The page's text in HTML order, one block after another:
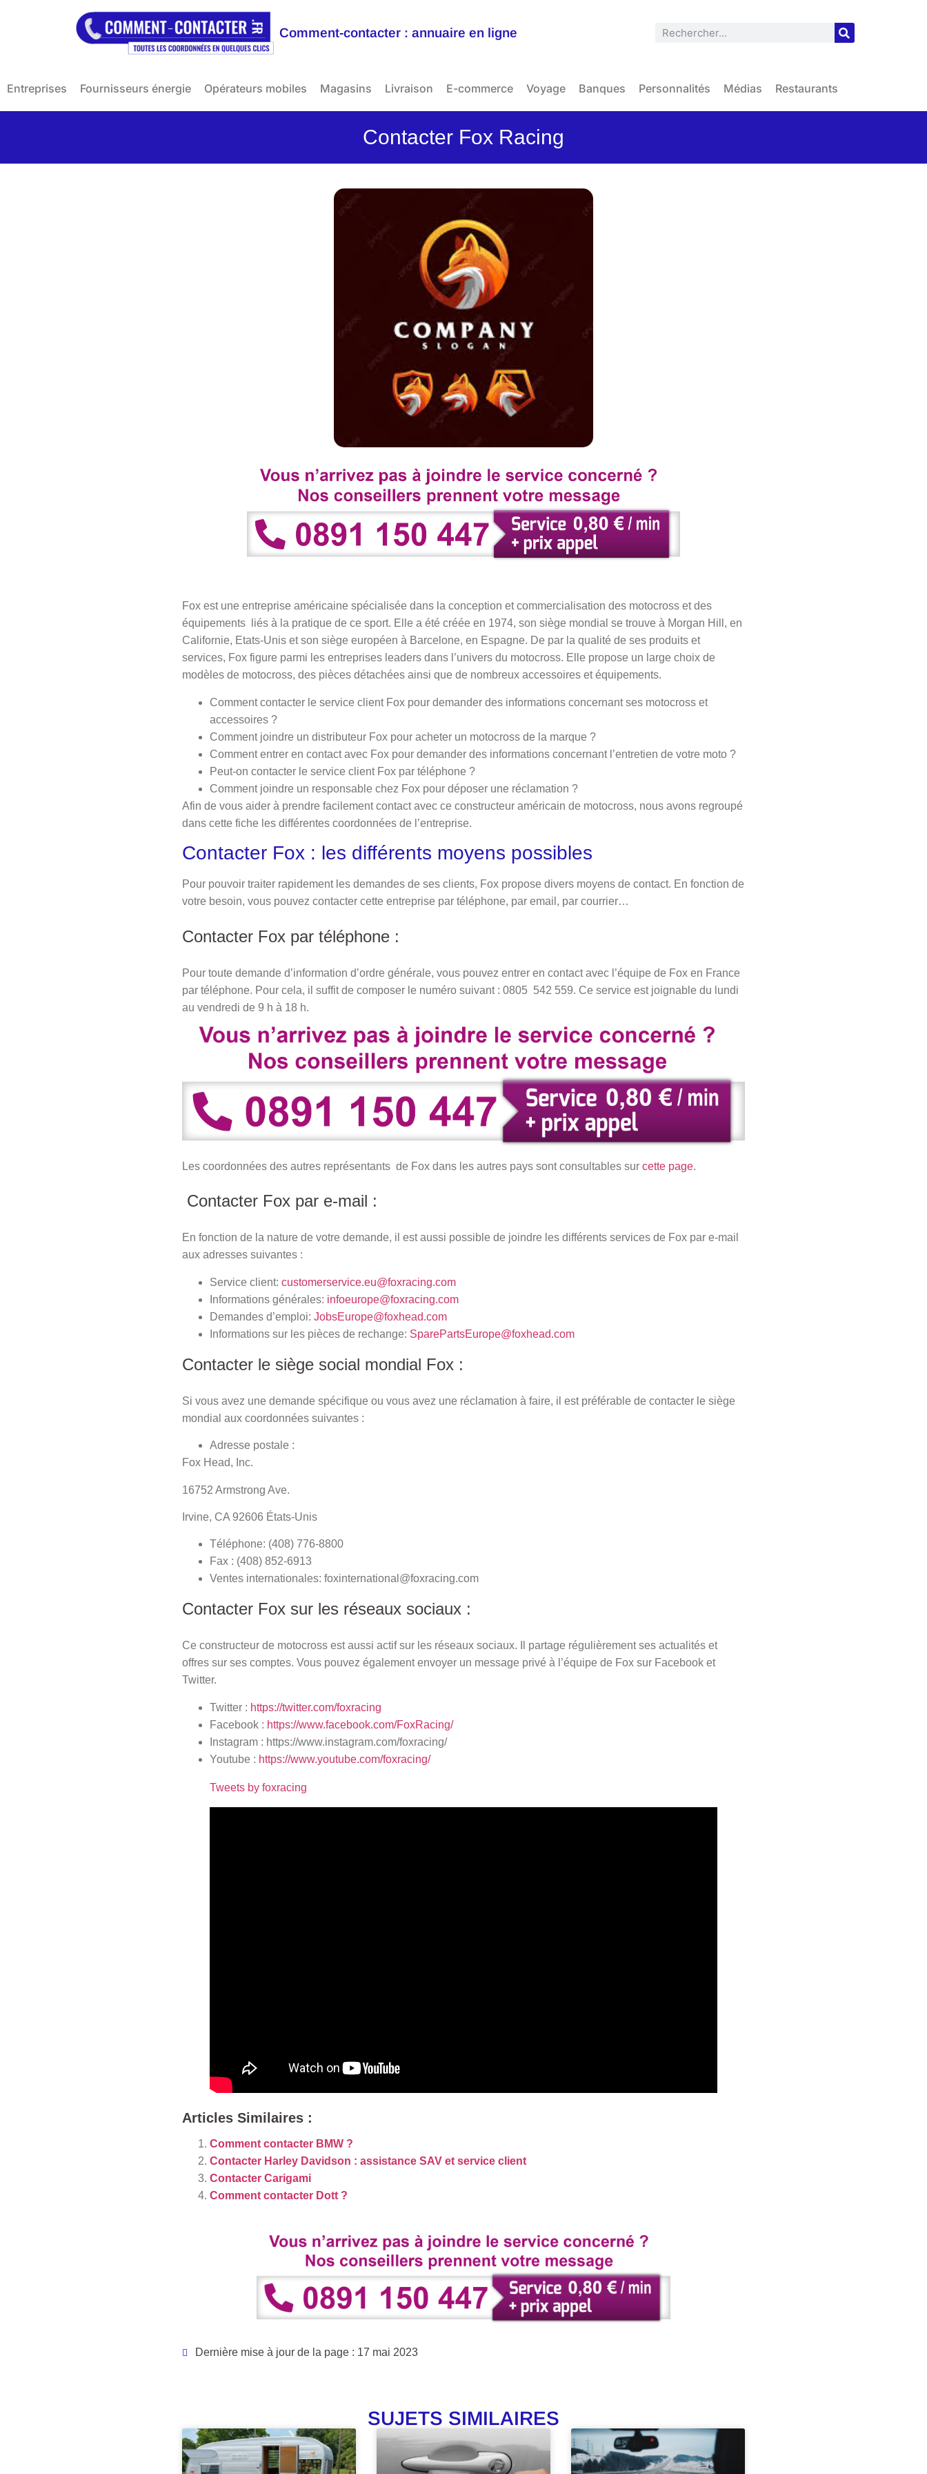
Comment-contacter : annuaire en ligne
Entreprises Fournisseurs énergie Opérateurs mobiles Magasins Livraison E-commerce Voyage Banques Personnalités Médias Restaurants
Contacter Fox Racing
Fox est une entreprise américaine spécialisée dans la conception et commercialisation des motocross et des
équipements liés à la pratique de ce sport. Elle a été créée en 1974, son siège mondial se trouve à Morgan Hill, en
Californie, Etats-Unis et son siège européen à Barcelone, en Espagne. De par la qualité de ses produits et
services, Fox figure parmi les entreprises leaders dans l’univers du motocross. Elle propose un large choix de
modèles de motocross, des pièces détachées ainsi que de nombreux accessoires et équipements.
Comment contacter le service client Fox pour demander des informations concernant ses motocross et
accessoires ?
Comment joindre un distributeur Fox pour acheter un motocross de la marque ?
Comment entrer en contact avec Fox pour demander des informations concernant l’entretien de votre moto ?
Peut-on contacter le service client Fox par téléphone ?
Comment joindre un responsable chez Fox pour déposer une réclamation ?
Afin de vous aider à prendre facilement contact avec ce constructeur américain de motocross, nous avons regroupé
dans cette fiche les différentes coordonnées de l’entreprise.
Contacter Fox : les différents moyens possibles
Pour pouvoir traiter rapidement les demandes de ses clients, Fox propose divers moyens de contact. En fonction de
votre besoin, vous pouvez contacter cette entreprise par téléphone, par email, par courrier…
Contacter Fox par téléphone :
Pour toute demande d’information d’ordre générale, vous pouvez entrer en contact avec l’équipe de Fox en France
par téléphone. Pour cela, il suffit de composer le numéro suivant : 0805 542 559. Ce service est joignable du lundi
au vendredi de 9 h à 18 h.
Les coordonnées des autres représentants de Fox dans les autres pays sont consultables sur cette page.
Contacter Fox par e-mail :
En fonction de la nature de votre demande, il est aussi possible de joindre les différents services de Fox par e-mail
aux adresses suivantes :
Service client: customerservice.eu@foxracing.com
Informations générales: infoeurope@foxracing.com
Demandes d’emploi: JobsEurope@foxhead.com
Informations sur les pièces de rechange: SparePartsEurope@foxhead.com
Contacter le siège social mondial Fox :
Si vous avez une demande spécifique ou vous avez une réclamation à faire, il est préférable de contacter le siège
mondial aux coordonnées suivantes :
Adresse postale :
Fox Head, Inc.
16752 Armstrong Ave.
Irvine, CA 92606 États-Unis
Téléphone: (408) 776-8800
Fax : (408) 852-6913
Ventes internationales: foxinternational@foxracing.com
Contacter Fox sur les réseaux sociaux :
Ce constructeur de motocross est aussi actif sur les réseaux sociaux. Il partage régulièrement ses actualités et
offres sur ses comptes. Vous pouvez également envoyer un message privé à l’équipe de Fox sur Facebook et
Twitter.
Twitter : https://twitter.com/foxracing
Facebook : https://www.facebook.com/FoxRacing/
Instagram : https://www.instagram.com/foxracing/
Youtube : https://www.youtube.com/foxracing/
Tweets by foxracing
Articles Similaires :
Comment contacter BMW ?
Contacter Harley Davidson : assistance SAV et service client
Contacter Carigami
Comment contacter Dott ?
Dernière mise à jour de la page : 17 mai 2023
SUJETS SIMILAIRES